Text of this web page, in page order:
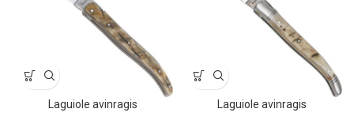
Laguiole avinragis Laguiole avinragis